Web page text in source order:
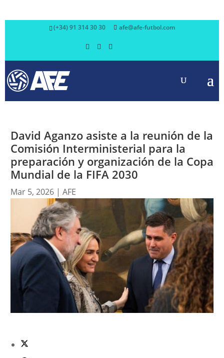
(+34) 91 314 30 30 afe@afe-futbol.com
David Aganzo asiste a la reunión de la
Comisión Interministerial para la
preparación y organización de la Copa
Mundial de la FIFA 2030
Mar 5, 2026| AFE